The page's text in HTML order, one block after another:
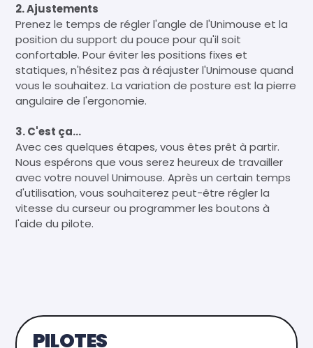
2. Ajustements
Prenez le temps de régler l'angle de l'Unimouse et la
position du support du pouce pour qu'il soit
confortable. Pour éviter les positions fixes et
statiques, n'hésitez pas à réajuster l'Unimouse quand
vous le souhaitez. La variation de posture est la pierre
angulaire de l'ergonomie.
3. C'est ça...
Avec ces quelques étapes, vous êtes prêt à partir.
Nous espérons que vous serez heureux de travailler
avec votre nouvel Unimouse. Après un certain temps
d'utilisation, vous souhaiterez peut-être régler la
vitesse du curseur ou programmer les boutons à
l'aide du pilote.
PILOTES